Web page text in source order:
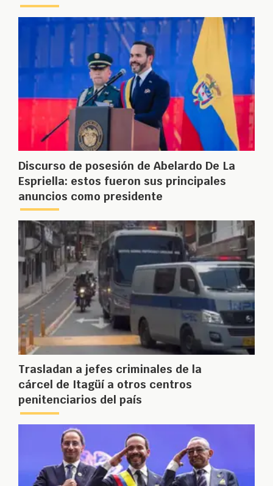
Discurso de posesión de Abelardo De La
Espriella: estos fueron sus principales
anuncios como presidente
Trasladan a jefes criminales de la
cárcel de Itagüí a otros centros
penitenciarios del país